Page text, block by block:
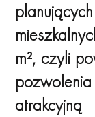
m², czyli